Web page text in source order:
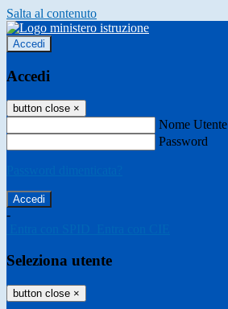
Salta al contenuto
Accedi
Accedi
button close ×
Nome Utente
Password
-
Seleziona utente
button close ×